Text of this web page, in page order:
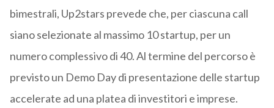
bimestrali, Up2stars prevede che, per ciascuna call
siano selezionate al massimo 10 startup, per un
numero complessivo di 40. Al termine del percorso è
previsto un Demo Day di presentazione delle startup
accelerate ad una platea di investitori e imprese.